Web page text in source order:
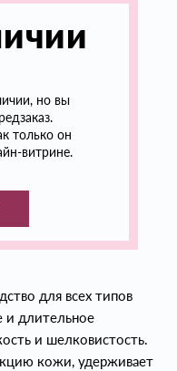
но вы
только он
витрине.
для всех типов
и длительное
и шелковистость.
кожи, удерживает